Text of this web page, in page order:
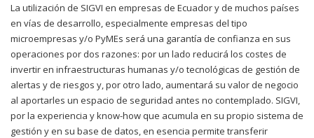
La utilización de SIGVI en empresas de Ecuador y de muchos países
en vías de desarrollo, especialmente empresas del tipo
microempresas y/o PyMEs será una garantía de confianza en sus
operaciones por dos razones: por un lado reducirá los costes de
invertir en infraestructuras humanas y/o tecnológicas de gestión de
alertas y de riesgos y, por otro lado, aumentará su valor de negocio
al aportarles un espacio de seguridad antes no contemplado. SIGVI,
por la experiencia y know-how que acumula en su propio sistema de
gestión y en su base de datos, en esencia permite transferir